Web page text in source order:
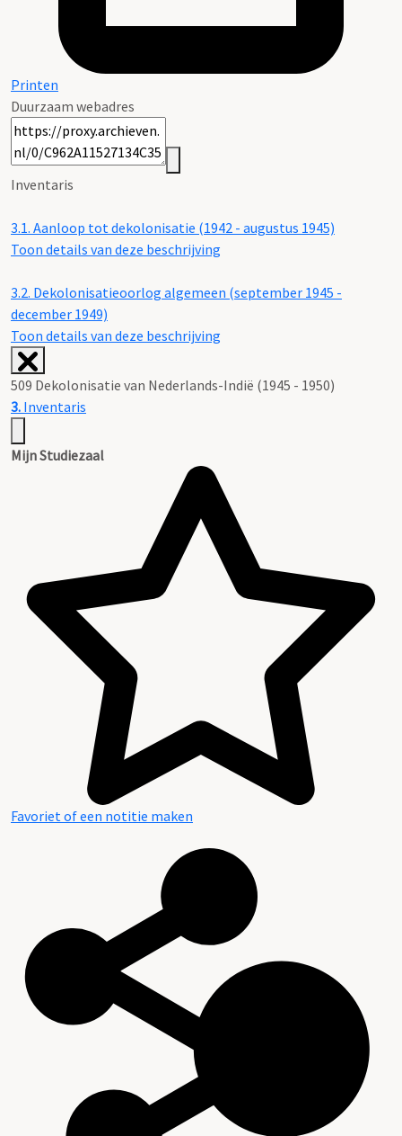
Printen
Duurzaam webadres
Inventaris
3.1. Aanloop tot dekolonisatie (1942 - augustus 1945)
Toon details van deze beschrijving
3.2. Dekolonisatieoorlog algemeen (september 1945 -
december 1949)
Toon details van deze beschrijving
509 Dekolonisatie van Nederlands-Indië (1945 - 1950)
3. Inventaris
Mijn Studiezaal
Favoriet of een notitie maken